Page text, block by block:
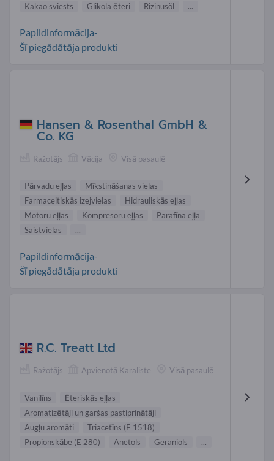
Kakao sviests
Glikola ēteri Rizinusöl ...
Papildinformācija-
Šī piegādātāja produkti
Hansen & Rosenthal GmbH &
Co. KG
Ražotājs Vācija Visā pasaulē
Pārvadu eļļas
Mīkstināšanas vielas
Farmaceitiskās izejvielas
Hidrauliskās eļļas
Motoru eļļas
Kompresoru eļļas
Parafīna eļļa
Saistvielas
...
Papildinformācija-
Šī piegādātāja produkti
R.C. Treatt Ltd
Ražotājs Apvienotā Karaliste Visā pasaulē
Vanilīns
Ēteriskās eļļas
Aromatizētāji un garšas pastiprinātāji
Augļu aromāti
Triacetīns (E 1518)
Propionskābe (E 280)
Anetols Geraniols ...